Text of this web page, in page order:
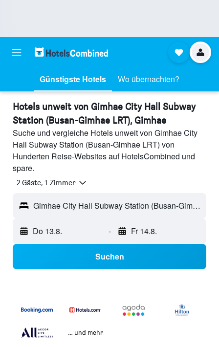
Günstigste Hotels Wo übernachten?
Hotels unweit von Gimhae City Hall Subway
Station (Busan-Gimhae LRT), Gimhae
Suche und vergleiche Hotels unweit von Gimhae City
Hall Subway Station (Busan-Gimhae LRT) von
Hunderten Reise-Websites auf HotelsCombined und
spare.
2 Gäste, 1 Zimmer
Gimhae City Hall Subway Station (Busan-Gimhae LRT) - Gimhae, Südkorea
Do 13.8. - Fr 14.8.
Suchen
… und mehr